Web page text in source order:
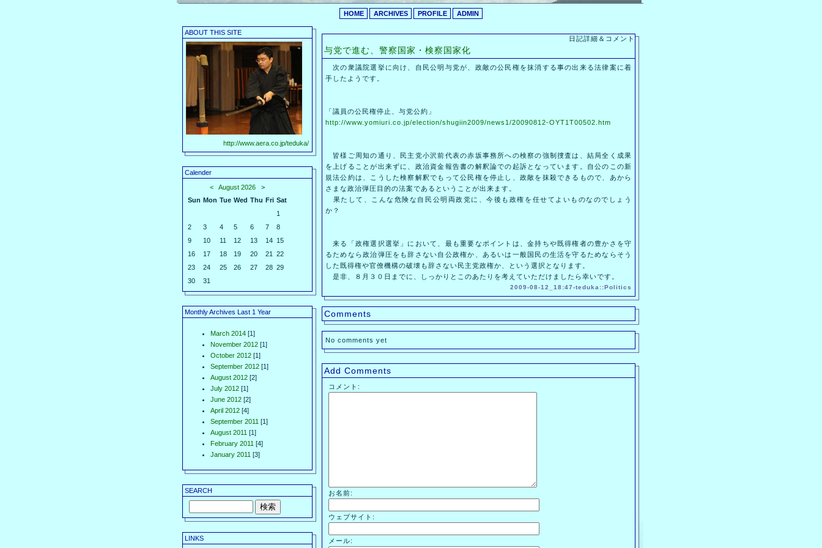
HOME ARCHIVES PROFILE ADMIN
ABOUT THIS SITE
http://www.aera.co.jp/teduka/
Calender
<
August 2026 >
Sun Mon Tue Wed Thu Fri Sat
1
2
3 4 5 6 7
8
9
10 11 12 13 14 15
16
17 18 19 20 21
22
23
24 25 26 27 28 29
30
31
Monthly Archives Last 1 Year
March 2014 [1]
November 2012 [1]
October 2012 [1]
September 2012 [1]
August 2012 [2]
July 2012 [1]
June 2012 [2]
April 2012 [4]
September 2011 [1]
August 2011 [1]
February 2011 [4]
January 2011 [3]
SEARCH
LINKS
日記詳細＆コメント
与党で進む、警察国家・検察国家化
次の衆議院選挙に向け、自民公明与党が、政敵の公民権を抹消する事の出来る法律案に着
手したようです。
「議員の公民権停止、与党公約」
http://www.yomiuri.co.jp/election/shugiin2009/news1/20090812-OYT1T00502.htm
皆様ご周知の通り、民主党小沢前代表の赤坂事務所への検察の強制捜査は、結局全く成果
を上げることが出来ずに、政治資金報告書の解釈論での起訴となっています。自公のこの新
規法公約は、こうした検察解釈でもって公民権を停止し、政敵を抹殺できるもので、あから
さまな政治弾圧目的の法案であるということが出来ます。
果たして、こんな危険な自民公明両政党に、今後も政権を任せてよいものなのでしょう
か？
来る「政権選択選挙」において、最も重要なポイントは、金持ちや既得権者の豊かさを守
るためなら政治弾圧をも辞さない自公政権か、あるいは一般国民の生活を守るためならそう
した既得権や官僚機構の破壊も辞さない民主党政権か、という選択となります。
是非、８月３０日までに、しっかりとこのあたりを考えていただけましたら幸いです。
2009-08-12_18:47-teduka ::Politics
Comments
No comments yet
Add Comments
コメント:
お名前:
ウェブサイト:
メール: